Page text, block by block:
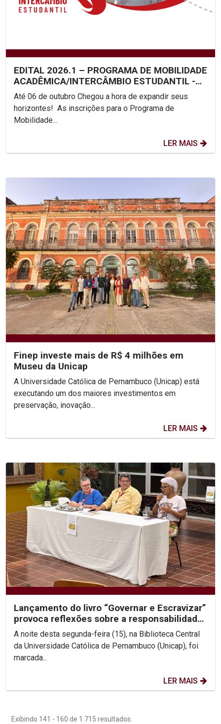
EDITAL 2026.1 – PROGRAMA DE MOBILIDADE
ACADÊMICA/INTERCÂMBIO ESTUDANTIL -
UNICAP
Até 06 de outubro Chegou a hora de expandir seus
horizontes! As inscrições para o Programa de
Mobilidade...
LER MAIS
Finep investe mais de R$ 4 milhões em
Museu da Unicap
A Universidade Católica de Pernambuco (Unicap) está
executando um dos maiores investimentos em
preservação, inovação...
LER MAIS
Lançamento do livro “Governar e Escravizar”
provoca reflexões sobre a responsabilidade
histórica...
A noite desta segunda-feira (15), na Biblioteca Central
da Universidade Católica de Pernambuco (Unicap), foi
marcada...
LER MAIS
Exibindo 141 - 160 de 1.715 resultados.